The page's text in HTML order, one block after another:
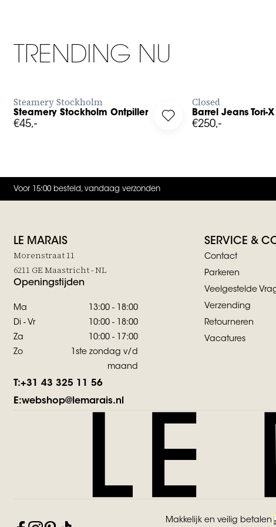
TRENDING NU
in to add Steamery Stockholm Ontpiller to your wishlist
BESTEL NU
Steamery Stockholm
Steamery Stockholm Ontpiller
€45,- Log in to add Barrel
Closed
Barrel Jeans Tori-
€250,-
Voor 15:00 besteld, vandaag verzonden
LE MARAIS
Morenstraat 11
6211 GE Maastricht - NL
Openingstijden
Ma
13:00 - 18:00
Di - Vr
10:00 - 18:00
Za
10:00 - 17:00
Zo
1ste zondag v/d
maand
T:+31 43 325 11 56
E:webshop@lemarais.nl
SERVICE &
Contact
Parkeren
Veelgestelde
Verzending
Retourneren
Vacatures
Makkelijk en veilig betalen